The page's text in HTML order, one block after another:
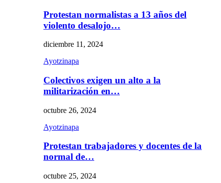
Protestan normalistas a 13 años del
violento desalojo…
diciembre 11, 2024
Ayotzinapa
Colectivos exigen un alto a la
militarización en…
octubre 26, 2024
Ayotzinapa
Protestan trabajadores y docentes de la
normal de…
octubre 25, 2024